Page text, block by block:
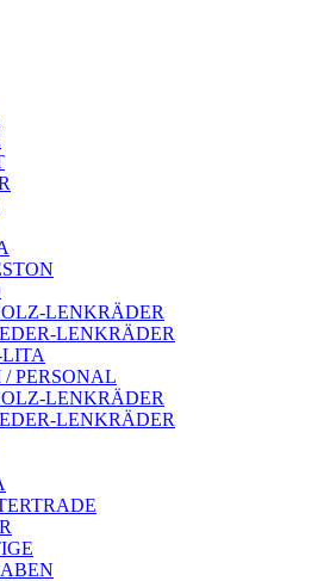
LENKRÄDER
LENKRÄDER
PERSONAL
LENKRÄDER
LENKRÄDER